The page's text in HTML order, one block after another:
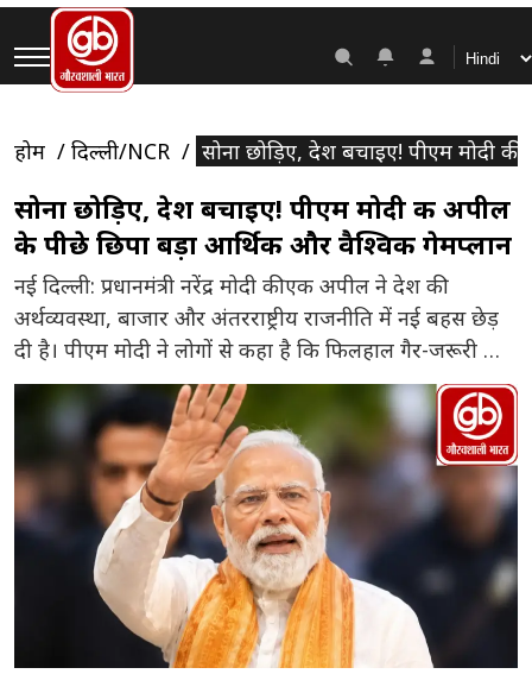
होम दिल्ली/NCR सोना छोड़िए, देश बचाइए! पीएम मोदी
सोना छोड़िए, देश बचाइए! पीएम मोदी की अपील
के पीछे छिपा बड़ा आर्थिक और वैश्विक गेमप्लान
नई दिल्ली: प्रधानमंत्री नरेंद्र मोदी की एक अपील ने देश की
अर्थव्यवस्था, बाजार और अंतरराष्ट्रीय राजनीति में नई बहस छेड़
दी है। पीएम मोदी ने लोगों से कहा है कि फिलहाल गैर-जरूरी सोने
की खरीदारी से बचें। पहली नजर में यह सिर्फ एक आर्थिक सलाह
लग सकती है, लेकिन इसके पीछे सरकार की बड़ी रणनीति […]